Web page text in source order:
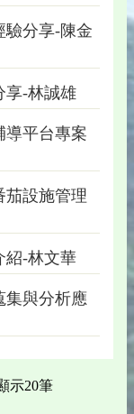
驗分享-陳金
享-林誠雄
導平台專案
茄設施管理
紹-林文華
集與分析應
示20筆